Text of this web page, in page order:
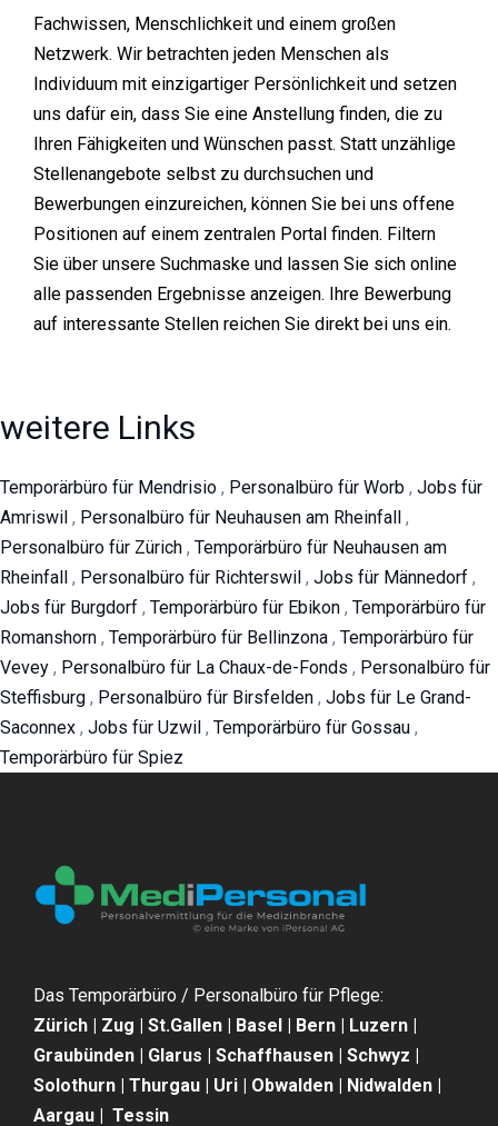
Fachwissen, Menschlichkeit und einem großen
Netzwerk. Wir betrachten jeden Menschen als
Individuum mit einzigartiger Persönlichkeit und setzen
uns dafür ein, dass Sie eine Anstellung finden, die zu
Ihren Fähigkeiten und Wünschen passt. Statt unzählige
Stellenangebote selbst zu durchsuchen und
Bewerbungen einzureichen, können Sie bei uns offene
Positionen auf einem zentralen Portal finden. Filtern
Sie über unsere Suchmaske und lassen Sie sich online
alle passenden Ergebnisse anzeigen. Ihre Bewerbung
auf interessante Stellen reichen Sie direkt bei uns ein.
weitere Links
Temporärbüro für Mendrisio , Personalbüro für Worb , Jobs für
Amriswil , Personalbüro für Neuhausen am Rheinfall ,
Personalbüro für Zürich , Temporärbüro für Neuhausen am
Rheinfall , Personalbüro für Richterswil , Jobs für Männedorf ,
Jobs für Burgdorf , Temporärbüro für Ebikon , Temporärbüro für
Romanshorn , Temporärbüro für Bellinzona , Temporärbüro für
Vevey , Personalbüro für La Chaux-de-Fonds , Personalbüro für
Steffisburg , Personalbüro für Birsfelden , Jobs für Le Grand-
Saconnex , Jobs für Uzwil , Temporärbüro für Gossau ,
Temporärbüro für Spiez
Das Temporärbüro / Personalbüro für Pflege:
Zürich | Zug | St.Gallen | Basel | Bern | Luzern |
Graubünden | Glarus | Schaffhausen | Schwyz |
Solothurn | Thurgau | Uri | Obwalden | Nidwalden |
Aargau | Tessin